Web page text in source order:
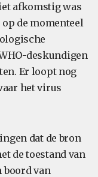
afkomstig was
de momenteel
deskundigen
Er loopt nog
het virus
dat de bron
de toestand van
boord van